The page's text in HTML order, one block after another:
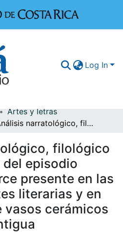
Log In
Artes y letras
Análisis narratológico, filológico e iconográfico del episodio odiseico de Circe presente en las distintas fuentes literarias y en las pinturas de vasos cerámicos de la Grecia Antigua
filológico
episodio
presente en las
literarias y en
vasos cerámicos